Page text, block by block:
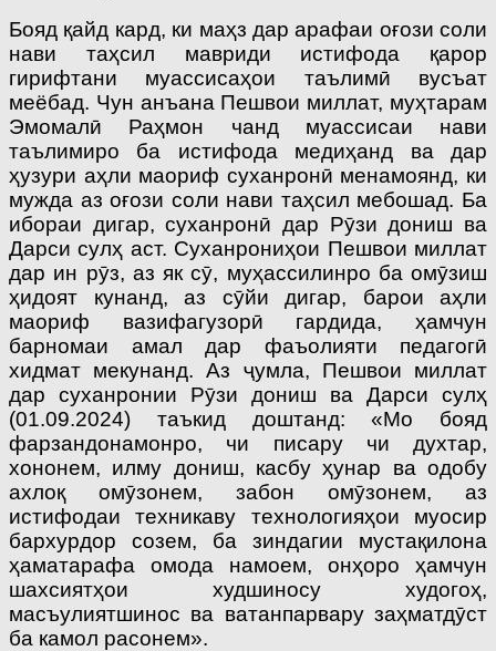
Бояд қайд кард, ки маҳз дар арафаи оғози соли
нави таҳсил мавриди истифода қарор
гирифтани муассисаҳои таълимӣ вусъат
меёбад. Чун анъана Пешвои миллат, муҳтарам
Эмомалӣ Раҳмон чанд муассисаи нави
таълимиро ба истифода медиҳанд ва дар
ҳузури аҳли маориф суханронӣ менамоянд, ки
мужда аз оғози соли нави таҳсил мебошад. Ба
ибораи дигар, суханронӣ дар Рӯзи дониш ва
Дарси сулҳ аст. Суханрониҳои Пешвои миллат
дар ин рӯз, аз як сӯ, муҳассилинро ба омӯзиш
ҳидоят кунанд, аз сӯйи дигар, барои аҳли
маориф вазифагузорӣ гардида, ҳамчун
барномаи амал дар фаъолияти педагогӣ
хидмат мекунанд. Аз ҷумла, Пешвои миллат
дар суханронии Рӯзи дониш ва Дарси сулҳ
(01.09.2024) таъкид доштанд: «Мо бояд
фарзандонамонро, чи писару чи духтар,
хононем, илму дониш, касбу ҳунар ва одобу
ахлоқ омӯзонем, забон омӯзонем, аз
истифодаи техникаву технологияҳои муосир
бархурдор созем, ба зиндагии мустақилона
ҳаматарафа омода намоем, онҳоро ҳамчун
шахсиятҳои худшиносу худогоҳ,
масъулиятшинос ва ватанпарвару заҳматдӯст
ба камол расонем».